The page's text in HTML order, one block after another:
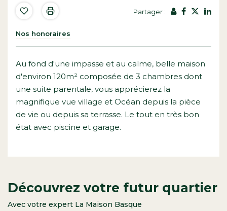
Partager :
Nos honoraires
Au fond d'une impasse et au calme, belle maison
d'environ 120m² composée de 3 chambres dont
une suite parentale, vous apprécierez la
magnifique vue village et Océan depuis la pièce
de vie ou depuis sa terrasse. Le tout en très bon
état avec piscine et garage.
Découvrez votre futur quartier
Avec votre expert La Maison Basque